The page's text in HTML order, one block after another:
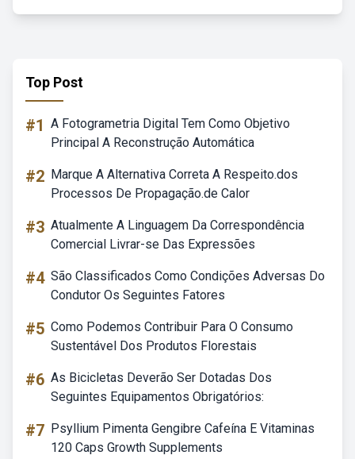
Top Post
#1 A Fotogrametria Digital Tem Como Objetivo
Principal A Reconstrução Automática
#2 Marque A Alternativa Correta A Respeito.dos
Processos De Propagação.de Calor
#3 Atualmente A Linguagem Da Correspondência
Comercial Livrar-se Das Expressões
#4 São Classificados Como Condições Adversas Do
Condutor Os Seguintes Fatores
#5 Como Podemos Contribuir Para O Consumo
Sustentável Dos Produtos Florestais
#6 As Bicicletas Deverão Ser Dotadas Dos
Seguintes Equipamentos Obrigatórios:
#7 Psyllium Pimenta Gengibre Cafeína E Vitaminas
120 Caps Growth Supplements